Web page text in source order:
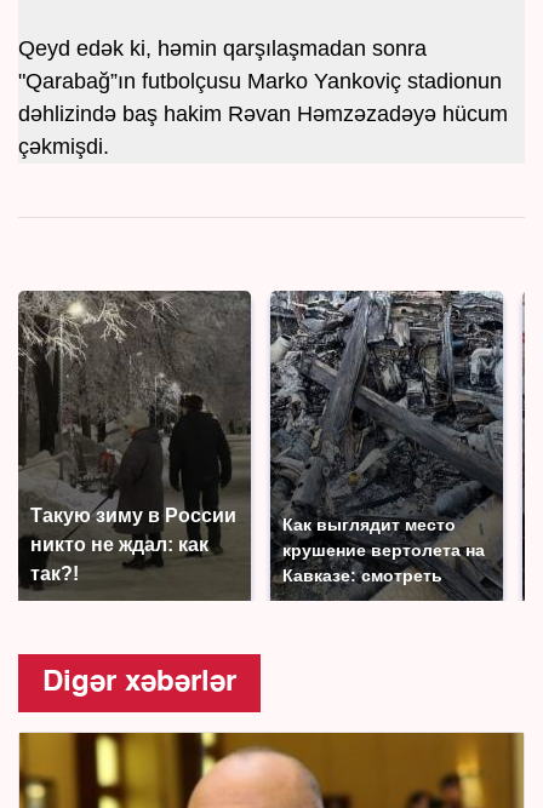
Qeyd edək ki, həmin qarşılaşmadan sonra
"Qarabağ”ın futbolçusu Marko Yankoviç stadionun
dəhlizində baş hakim Rəvan Həmzəzadəyə hücum
çəkmişdi.
Такую зиму в России
никто не ждал: как
так?!
Как выглядит место
крушение вертолета на
Кавказе: смотреть
Digər xəbərlər